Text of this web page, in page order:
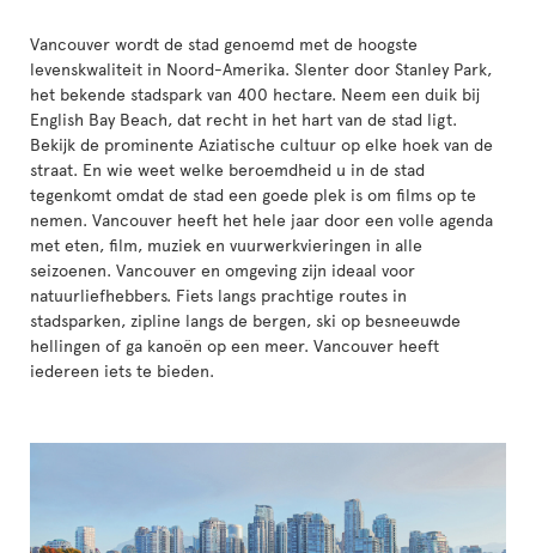
Vancouver wordt de stad genoemd met de hoogste
levenskwaliteit in Noord-Amerika. Slenter door Stanley Park,
het bekende stadspark van 400 hectare. Neem een duik bij
English Bay Beach, dat recht in het hart van de stad ligt.
Bekijk de prominente Aziatische cultuur op elke hoek van de
straat. En wie weet welke beroemdheid u in de stad
tegenkomt omdat de stad een goede plek is om films op te
nemen. Vancouver heeft het hele jaar door een volle agenda
met eten, film, muziek en vuurwerkvieringen in alle
seizoenen. Vancouver en omgeving zijn ideaal voor
natuurliefhebbers. Fiets langs prachtige routes in
stadsparken, zipline langs de bergen, ski op besneeuwde
hellingen of ga kanoën op een meer. Vancouver heeft
iedereen iets te bieden.